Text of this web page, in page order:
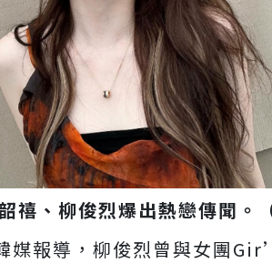
禧、柳俊烈爆出熱戀傳聞。
媒報導，柳俊烈曾與女團